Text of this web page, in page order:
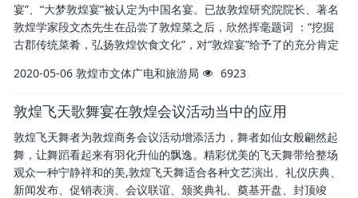
宴”、“大梦敦煌宴”被认定为中国名宴。已故敦煌研究院院长、著名
敦煌学家段文杰先生在品尝了敦煌菜之后，欣然挥毫题词 ：“挖掘
古郡传统菜肴，弘扬敦煌饮食文化”，对“敦煌宴”给予了的充分肯定
2020-05-06 敦煌市文体广电和旅游局 6923
敦煌飞天歌舞宴在敦煌会议活动当中的应用
敦煌飞天舞者为敦煌商务会议活动增添活力，舞者如仙女般翩然起
舞，让舞蹈看起来有羽化升仙的飘逸。精彩优美的飞天舞带给整场
观众一种宁静祥和的美,敦煌飞天舞适合各种文艺演出、礼仪庆典、
新闻发布、促销表演、会议联谊、颁奖典礼、奠基开盘、封顶竣